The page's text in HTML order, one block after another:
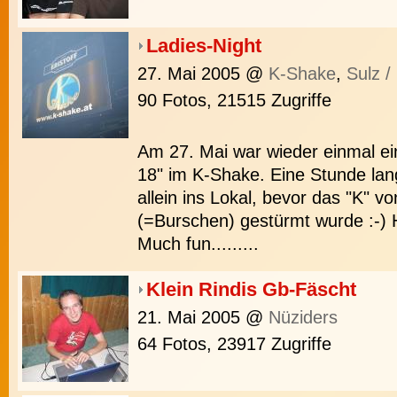
Ladies-Night
27. Mai 2005 @ K-Shake, Sulz /
90 Fotos, 21515 Zugriffe
Am 27. Mai war wieder einmal
18" im K-Shake. Eine Stunde
allein ins Lokal, bevor das "K"
(=Burschen) gestürmt wurde :-)
Much fun.........
Klein Rindis Gb-Fäscht
21. Mai 2005 @ Nüziders
64 Fotos, 23917 Zugriffe